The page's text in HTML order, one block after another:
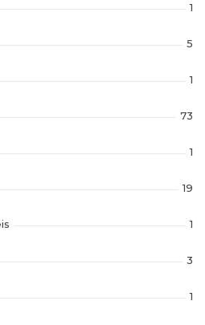
1
5
1
73
1
19
1
3
1